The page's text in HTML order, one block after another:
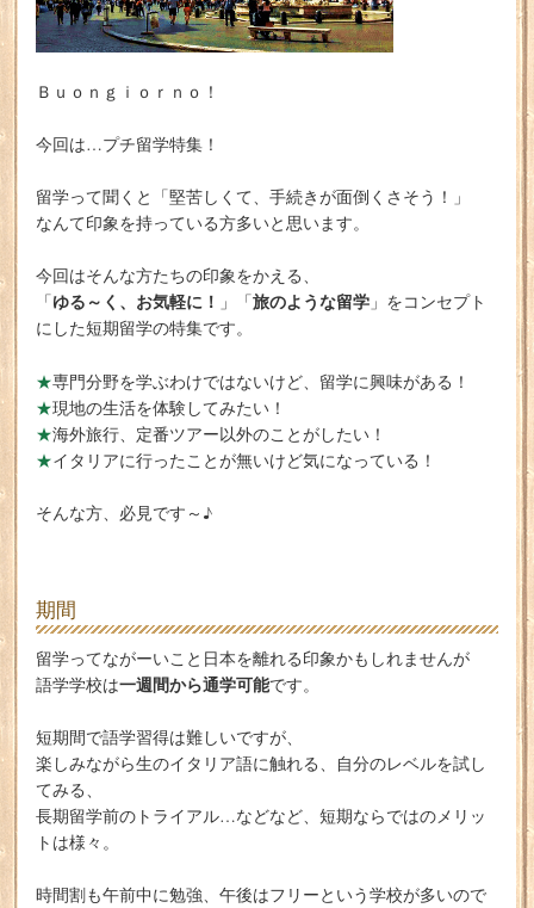
Ｂｕｏｎｇｉｏｒｎｏ！
今回は…プチ留学特集！
留学って聞くと「堅苦しくて、手続きが面倒くさそう！」
なんて印象を持っている方多いと思います。
今回はそんな方たちの印象をかえる、
「ゆる～く、お気軽に！ 」「旅のような留学 」をコンセプト
にした短期留学の特集です。
★専門分野を学ぶわけではないけど、留学に興味がある！
★現地の生活を体験してみたい！
★海外旅行、定番ツアー以外のことがしたい！
★イタリアに行ったことが無いけど気になっている！
そんな方、必見です～♪
期間
留学ってながーいこと日本を離れる印象かもしれませんが
語学学校は一週間から通学可能です。
短期間で語学習得は難しいですが、
楽しみながら生のイタリア語に触れる、自分のレベルを試し
てみる、
長期留学前のトライアル…などなど、短期ならではのメリッ
トは様々。
時間割も午前中に勉強、午後はフリーという学校が多いので